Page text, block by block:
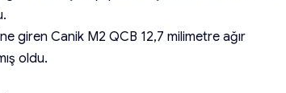
giren Canik M2 QCB 12,7 milimetre ağır
oldu.